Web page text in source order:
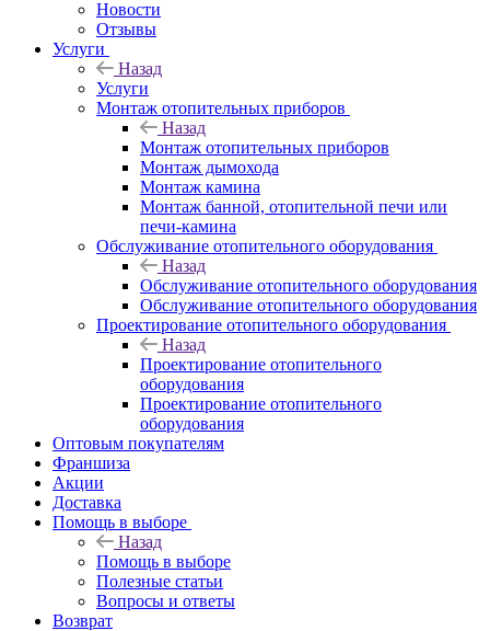
Новости
Отзывы
Услуги
Назад
Услуги
Монтаж отопительных приборов
Назад
Монтаж отопительных приборов
Монтаж дымохода
Монтаж камина
Монтаж банной, отопительной печи или
печи-камина
Обслуживание отопительного оборудования
Назад
Обслуживание отопительного оборудования
Обслуживание отопительного оборудования
Проектирование отопительного оборудования
Назад
Проектирование отопительного
оборудования
Проектирование отопительного
оборудования
Оптовым покупателям
Франшиза
Акции
Доставка
Помощь в выборе
Назад
Помощь в выборе
Полезные статьи
Вопросы и ответы
Возврат